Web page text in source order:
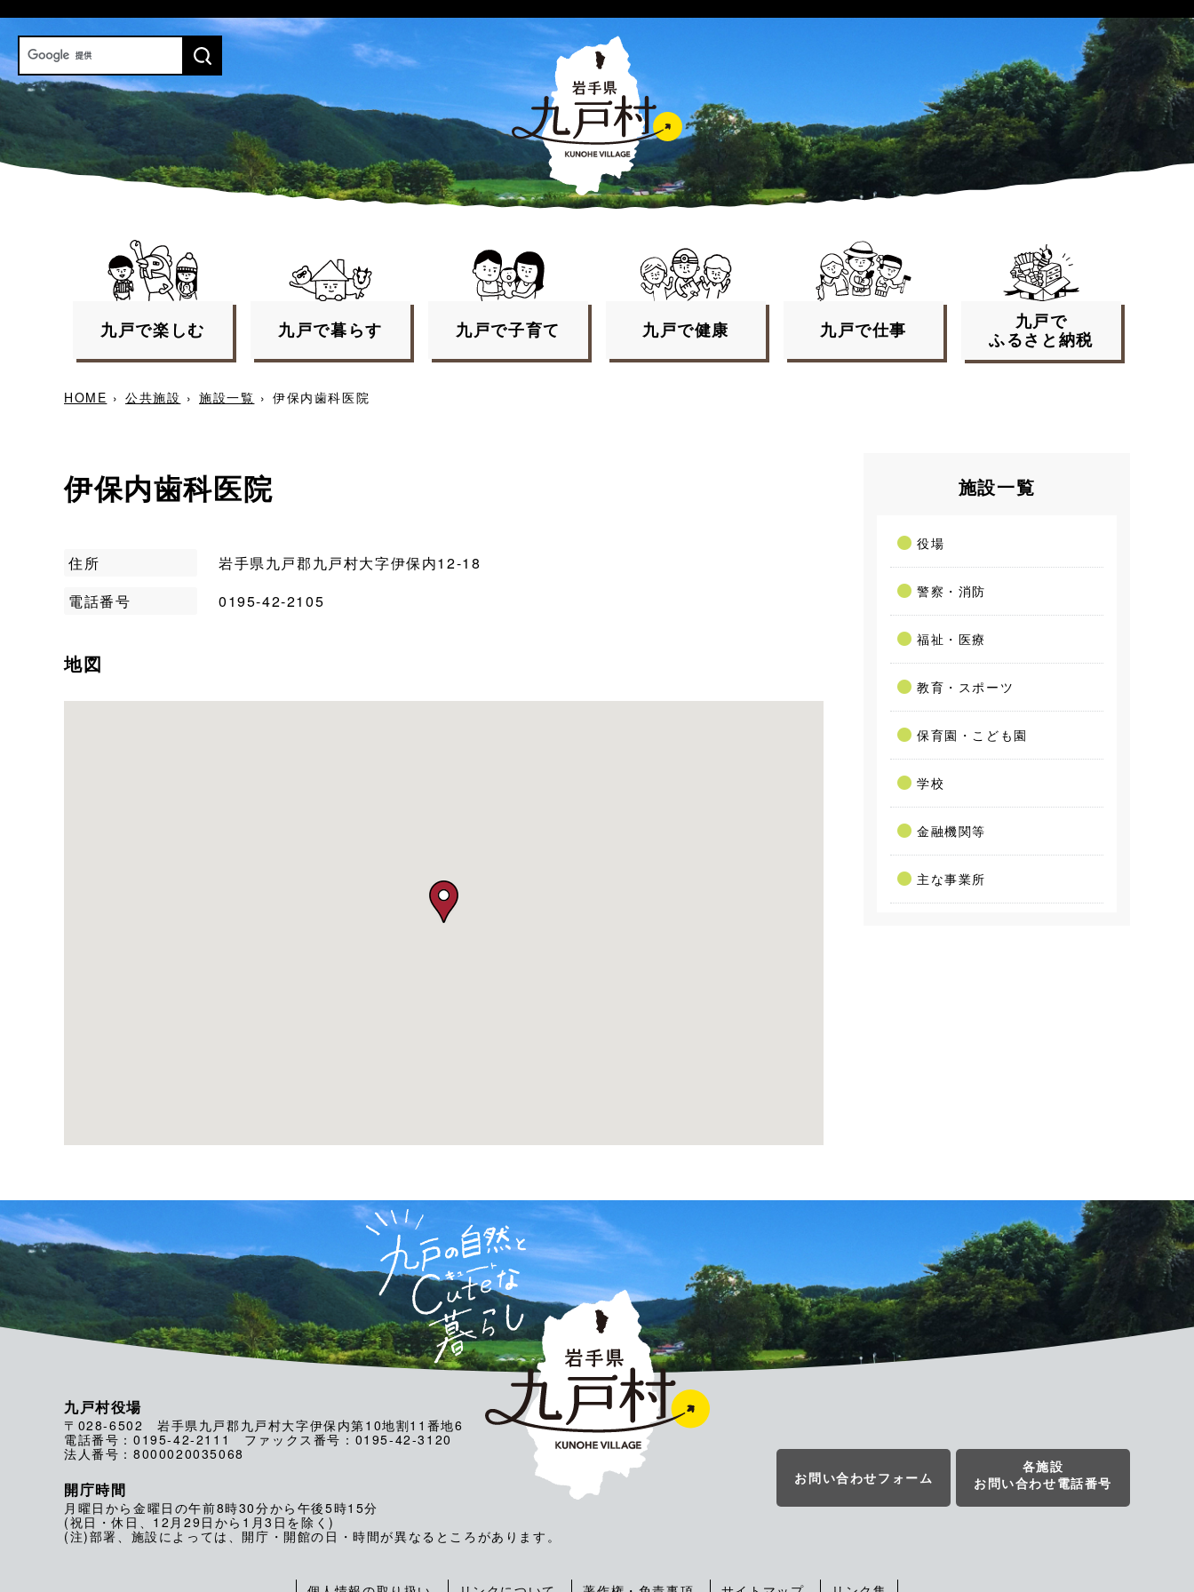
九戸で楽しむ 九戸で暮らす 九戸で子育て 九戸で健康 九戸で仕事
九戸で
ふるさと納税
HOME › 公共施設 › 施設一覧 › 伊保内歯科医院
伊保内歯科医院
住所
岩手県九戸郡九戸村大字伊保内12-18
電話番号
0195-42-2105
地図
施設一覧
役場
警察・消防
福祉・医療
教育・スポーツ
保育園・こども園
学校
金融機関等
主な事業所
九戸村役場
〒028-6502 岩手県九戸郡九戸村大字伊保内第10地割11番地6
電話番号：0195-42-2111 ファックス番号：0195-42-3120
法人番号：8000020035068
開庁時間
月曜日から金曜日の午前8時30分から午後5時15分
(祝日・休日、12月29日から1月3日を除く)
(注)部署、施設によっては、開庁・開館の日・時間が異なるところがあります。
お問い合わせフォーム
各施設
お問い合わせ電話番号